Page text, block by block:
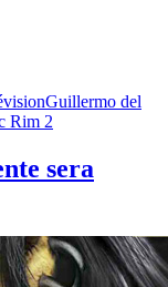
Étiquettes
Guillermo del
Rim 2
sera